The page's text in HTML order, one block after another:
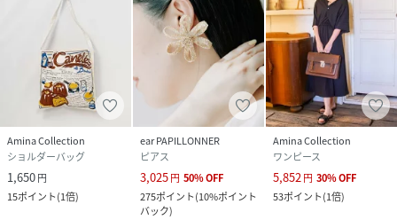
Amina Collection
ショルダーバッグ
1,650円
15ポイント(1倍)
ear PAPILLONNER
ピアス
3,025円 50%OFF
275ポイント(10%ポイント
バック)
Amina Collection
ワンピース
5,852円 30%OFF
53ポイント(1倍)